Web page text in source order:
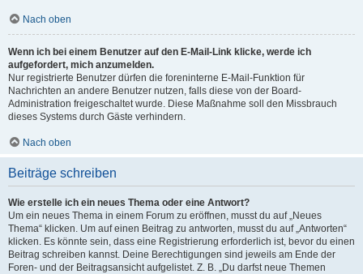
Nach oben
Wenn ich bei einem Benutzer auf den E-Mail-Link klicke, werde ich
aufgefordert, mich anzumelden.
Nur registrierte Benutzer dürfen die foreninterne E-Mail-Funktion für
Nachrichten an andere Benutzer nutzen, falls diese von der Board-
Administration freigeschaltet wurde. Diese Maßnahme soll den Missbrauch
dieses Systems durch Gäste verhindern.
Nach oben
Beiträge schreiben
Wie erstelle ich ein neues Thema oder eine Antwort?
Um ein neues Thema in einem Forum zu eröffnen, musst du auf „Neues
Thema“ klicken. Um auf einen Beitrag zu antworten, musst du auf „Antworten“
klicken. Es könnte sein, dass eine Registrierung erforderlich ist, bevor du einen
Beitrag schreiben kannst. Deine Berechtigungen sind jeweils am Ende der
Foren- und der Beitragsansicht aufgelistet. Z. B. „Du darfst neue Themen